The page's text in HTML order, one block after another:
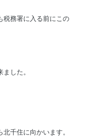
税務署に入る前にこの
した。
千住に向かいます。